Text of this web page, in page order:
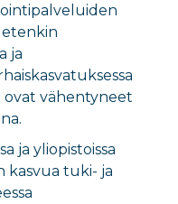
ja
ovat vähentyneet
ja yliopistoissa
kasvua tuki- ja